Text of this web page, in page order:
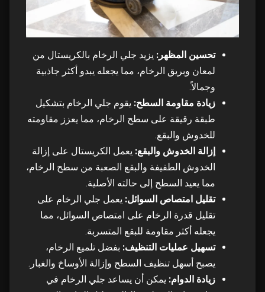
تحسين المظهر: يزيد جلي الرخام بالكريستال من
لمعان وبريق الرخام، مما يجعله يبدو أكثر جاذبية
وجمالاً.
زيادة مقاومة السطح: يقوم جلي الرخام بتشكيل
طبقة رقيقة على سطح الرخام، مما يعزز مقاومته
للخدوش والبقع.
إزالة الخدوش والبقع: يعمل الكريستال على إزالة
الخدوش الطفيفة والبقع الصعبة من سطح الرخام،
مما يعيد السطح إلى حالته الأصلية.
تقليل امتصاص السوائل: يعمل جلي الرخام على
تقليل قدرة الرخام على امتصاص السوائل، مما
يجعله أكثر مقاومة للبقع المتسربة.
تسهيل عمليات التنظيف: بفضل تلميع الرخام،
يصبح أسهل تنظيف السطح وإزالة الأوساخ والغبار.
زيادة الدوام: يمكن أن يساعد جلي الرخام في